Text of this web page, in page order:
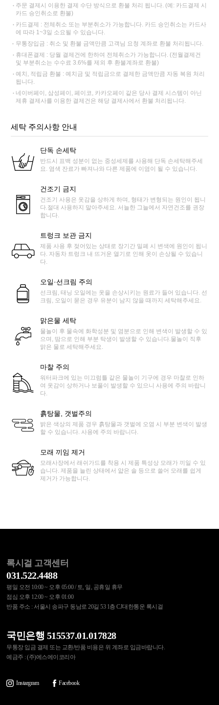
주문 결제시 이용한 결제 수단 방식으로 환불 처리 됩니다. (예: 카드결제 시
카드 승인취소로 환불)
카드결제 : 전체취소 또는 부분취소가 가능합니다. 카드 승인취소는 카드사
에 따라 1~3일 소요될 수 있습니다.
무통장입금 : 취소 및 환불 금액만큼 고객님 요청 계좌로 환불 처리됩니다.
휴대폰결제 : 당월 결제건에 한하여 전체취소가 가능합니다. (전월결제건
및 부분취소는 수수료 3.6%를 제외 후 환불계좌로 환불)
예치, 적립금 환불 : 예치금 및 적립금으로 결제한 금액만큼 자동 복원 처리
됩니다.
네이버페이, 삼성페이, 페이코, 카카오페이 같은 당사 결제 시스템이 아닌
제휴 결제사를 이용한 결제건은 해당 결제사에서 환불 처리됩니다.
세탁 주의사항 안내
단독 손세탁
반드시 표백 성분이 없는 중성세제를 사용해 단독 손세탁해주세
요. 염색 잔료가 빠져나와 다른 제품에 이염이 될 수 있습니다.
건조기 금지
건조기 사용은 옷감을 상하게 하며, 형태가 변형되는 원인이 됩니
다.절대 사용하지 말아주세요. 서늘한 그늘에서 자연건조를 권장
합니다.
트렁크 보관 금지
제품 사용 후 젖어있는 상태로 장기간 밀폐 시 변색에 원인이 됩니
다. 자동차 트렁크 내 뜨거운 열기로 인해 옷이 손상될 수 있습니
다.
오일·선크림 주의
선크림, 태닝 오일에는 옷을 손상시키는 원료가 들어 있습니다. 선
크림, 오일이 묻은 경우 유분이 남지 않을 때까지 세탁해주세요.
맑은물 세탁
물놀이 후 물속에 화학성분 및 염분으로 인해 변색이 발생할 수 있
으며, 땀으로 인해 부분 탁생이 발생할 수 있습니다.물놀이 직후
맑은 물로 세탁해주세요.
마찰 주의
워터파크에 있는 미끄럼틀 같은 물놀이 기구에 경우 마찰로 인하
여 옷감이 상하거나 보풀이 발생할 수 있으니 사용에 주의 바랍니
다.
흙탕물, 갯벌주의
밝은 색상의 제품 경우 흙탕물과 갯벌에 오염 시 부분 변색이 발생
할 수 있습니다. 사용에 주의 바랍니다.
모래 끼임 제거
모래사장에서 래쉬가드를 착용 시 제품 특성상 모래가 끼일 수 있
습니다. 제품을 늘린 상태에서 얇은 솔 등으로 쓸어 모래를 쉽게
제거가 가능합니다.
록시걸 고객센터
031.522.4488
평일 오전 10:00 ~ 오후 05:00 / 토, 일, 공휴일 휴무
점심 오후 12:00 ~ 오후 01:00
반품 주소 : 서울시 송파구 동남로 20길 53 1층 CJ대한통운 록시걸
국민은행 515537.01.017828
무통장 입금 결제 또는 교환/반품 비용은 위 계좌로 입금바랍니다.
예금주 : (주)에스에이코리아
Instargram Facebook